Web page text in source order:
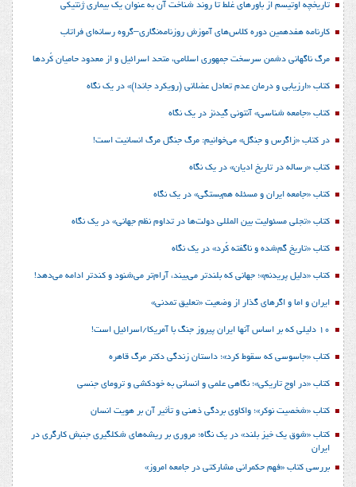
تاریخچه اوتیسم از باورهای غلط تا روند شناخت آن به عنوان یک بیماری ژنتیکی
کارنامه هفدهمین دوره کلاس‌های آموزش روزنامه‌نگاری–گروه رسانه‌ای فراتاب
مرگ ناگهانی دشمن سرسخت جمهوری اسلامی، متحد اسرائیل و از معدود حامیان کُردها
کتاب «ارزیابی و درمان عدم تعادل عضلانی (رویکرد جاندا)» در یک نگاه
کتاب «جامعه شناسی» آنتونی گیدنز در یک نگاه
در کتاب «زاگرس و جنگل» می‌خوانیم: مرگ جنگل مرگ انسانیت است!
کتاب «رساله در تاریخ ادیان» در یک نگاه
کتاب «جامعه ایران و مسئله هم‌بستگی» در یک نگاه
کتاب «تجلی مسئولیت بین المللی دولت‌ها در تداوم نظم جهانی» در یک نگاه
کتاب «تاریخ گم‌شده و ناگفته کُرد» در یک نگاه
کتاب «دلیل پریدنم»؛ جهانی که بلندتر می‌بیند، آرام‌تر می‌شنود و کندتر ادامه می‌دهد!
ایران و اما و اگرهای گذار از وضعیت «تعلیق تمدنی»
10 دلیلی که بر اساس آنها ایران پیروز جنگ با آمریکا/اسرائیل است!
کتاب «جاسوسی که سقوط کرد»؛ داستان زندگی دکتر مرگ قاهره
کتاب «در اوج تاریکی»؛ نگاهی علمی و انسانی به خودکشی و ترومای جنسی
کتاب «شخصیت نوکر»؛ واکاوی بردگی ذهنی و تأثیر آن بر هویت انسان
کتاب «شوق یک خیز بلند» در یک نگاه؛ مروری بر ریشه‌های شکل‎گیری جنبش کارگری در
ایران
بررسی کتاب «فهم حکمرانی مشارکتی در جامعه امروز»